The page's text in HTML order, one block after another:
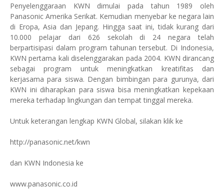
Penyelenggaraan KWN dimulai pada tahun 1989 oleh
Panasonic Amerika Serikat. Kemudian menyebar ke negara lain
di Eropa, Asia dan Jepang. Hingga saat ini, tidak kurang dari
10.000 pelajar dari 626 sekolah di 24 negara telah
berpartisipasi dalam program tahunan tersebut. Di Indonesia,
KWN pertama kali diselenggarakan pada 2004. KWN dirancang
sebagai program untuk meningkatkan kreatifitas dan
kerjasama para siswa. Dengan bimbingan para gurunya, dari
KWN ini diharapkan para siswa bisa meningkatkan kepekaan
mereka terhadap lingkungan dan tempat tinggal mereka.
Untuk keterangan lengkap KWN Global, silakan klik ke
http://panasonic.net/kwn
dan KWN Indonesia ke
www.panasonic.co.id